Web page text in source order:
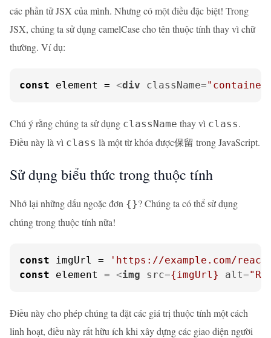
các phần tử JSX của mình. Nhưng có một điều đặc biệt! Trong
JSX, chúng ta sử dụng camelCase cho tên thuộc tính thay vì chữ
thường. Ví dụ:
const element = <div className=
Chú ý rằng chúng ta sử dụng className thay vì class.
Điều này là vì class là một từ khóa được保留 trong JavaScript.
Sử dụng biểu thức trong thuộc tính
Nhớ lại những dấu ngoặc đơn {}? Chúng ta có thể sử dụng
chúng trong thuộc tính nữa!
const imgUrl =
'https://example.com/
const element = <img src={imgUrl} alt=
Điều này cho phép chúng ta đặt các giá trị thuộc tính một cách
linh hoạt, điều này rất hữu ích khi xây dựng các giao diện người